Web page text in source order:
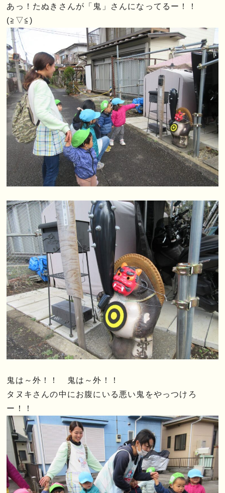
あっ！たぬきさんが「鬼」さんになってるー！！
(≧▽≦)
鬼は～外！！ 鬼は～外！！
タヌキさんの中にお腹にいる悪い鬼をやっつけろ
ー！！